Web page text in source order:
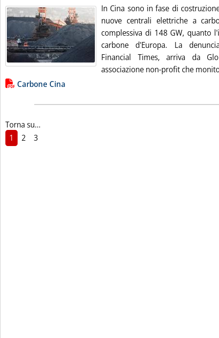
In Cina sono in fase di
nuove centrali elettriche a
complessiva di 148 GW, quanto
carbone d'Europa. La
Financial Times, arriva da
associazione non-profit che
Lista allegati PDF alla notizia
Carbone Cina
Torna su...
1
2 3